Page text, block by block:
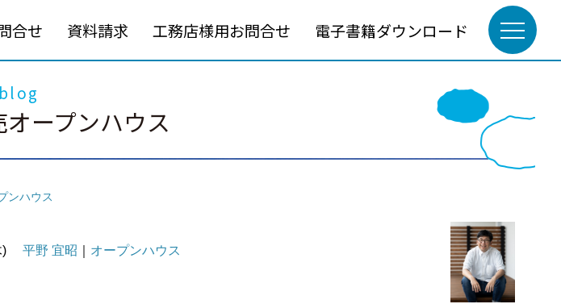
合せ 資料請求 工務店様用お問合せ 電子書籍ダウンロード
blog
オープンハウス
ンハウス
) 平野 宜昭 オープンハウス